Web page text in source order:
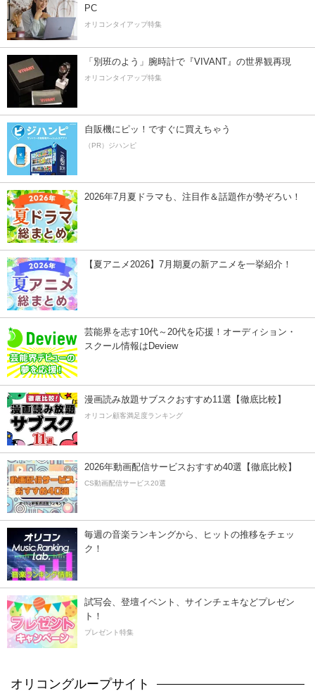
PC
オリコンタイアップ特集
「別班のよう」腕時計で『VIVANT』の世界観再現
オリコンタイアップ特集
自販機にピッ！ですぐに買えちゃう
（PR）ジハンピ
2026年7月夏ドラマも、注目作＆話題作が勢ぞろい！
【夏アニメ2026】7月期夏の新アニメを一挙紹介！
芸能界を志す10代～20代を応援！オーディション・
スクール情報はDeview
漫画読み放題サブスクおすすめ11選【徹底比較】
オリコン顧客満足度ランキング
2026年動画配信サービスおすすめ40選【徹底比較】
CS動画配信サービス20選
毎週の音楽ランキングから、ヒットの推移をチェッ
ク！
試写会、登壇イベント、サインチェキなどプレゼン
ト！
プレゼント特集
オリコングループサイト